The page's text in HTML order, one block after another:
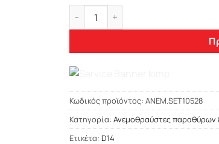
Heko CHEVROLET CRUZE 4D
Κωδικός προϊόντος: ΑΝΕΜ.SET10528
Κατηγορία: Ανεμοθραύστες παραθύρων
Ετικέτα: D14